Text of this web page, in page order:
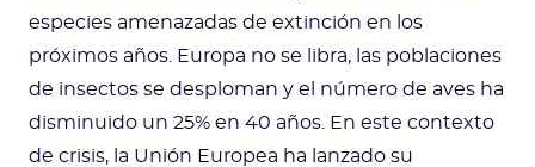
especies amenazadas de extinción en los
próximos años. Europa no se libra, las poblaciones
de insectos se desploman y el número de aves ha
disminuido un 25% en 40 años. En este contexto
de crisis, la Unión Europea ha lanzado su